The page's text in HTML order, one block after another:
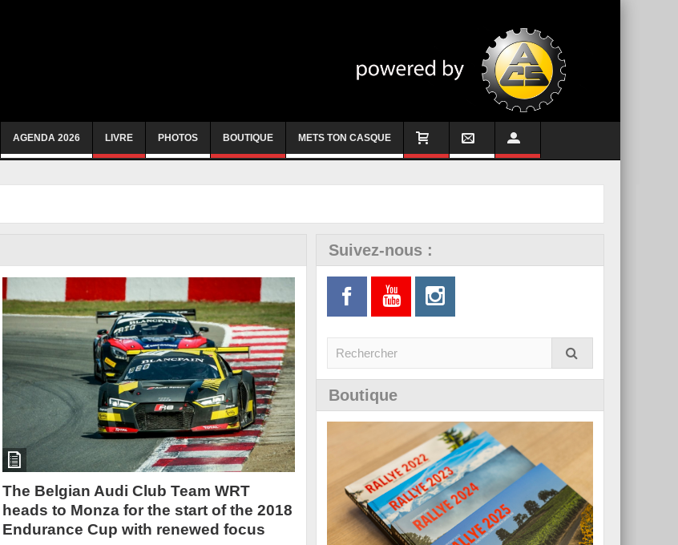
AGENDA 2026 LIVRE PHOTOS BOUTIQUE METS TON CASQUE
The Belgian Audi Club Team WRT
heads to Monza for the start of the 2018
Endurance Cup with renewed focus
Suivez-nous :
Boutique